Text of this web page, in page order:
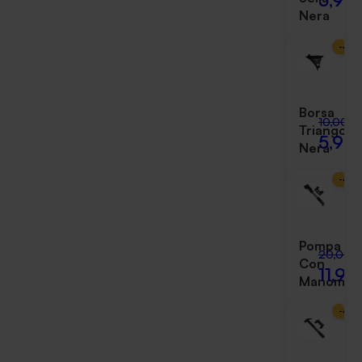
Nera
-40
Borsa
Nera
10,00 €
5,99
-40
Pompa
Con
20,00 €
-40